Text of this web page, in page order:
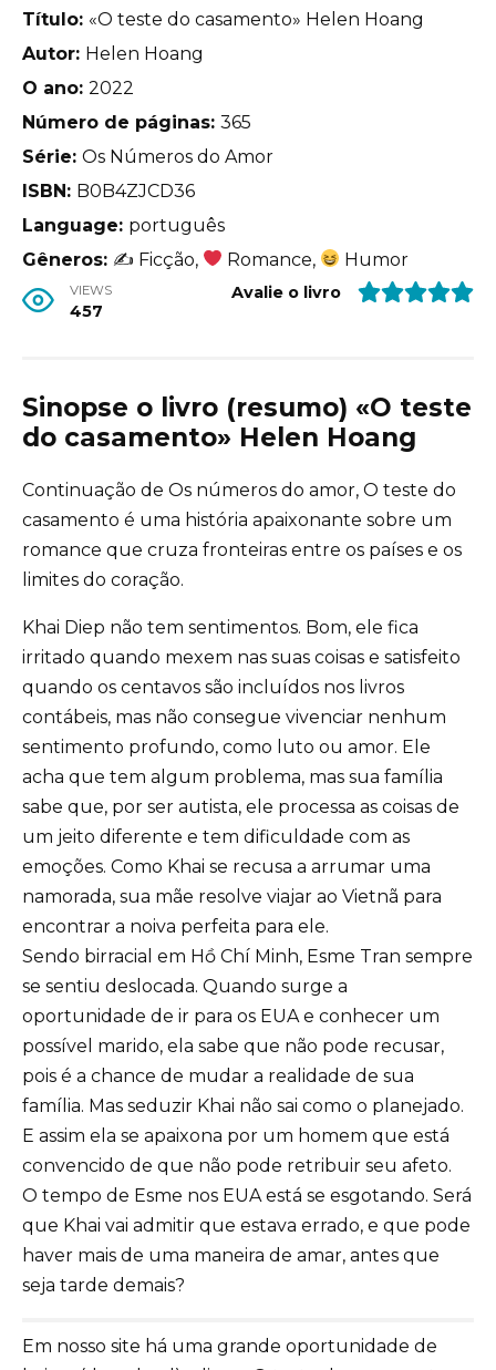
Título: «O teste do casamento» Helen Hoang
Autor: Helen Hoang
O ano: 2022
Número de páginas: 365
Série: Os Números do Amor
ISBN: B0B4ZJCD36
Language: português
Gêneros: ✍ Ficção, Romance, Humor
VIEWS
457
Avalie o livro
Sinopse o livro (resumo) «O teste
do casamento» Helen Hoang
Continuação de Os números do amor, O teste do
casamento é uma história apaixonante sobre um
romance que cruza fronteiras entre os países e os
limites do coração.
Khai Diep não tem sentimentos. Bom, ele fica
irritado quando mexem nas suas coisas e satisfeito
quando os centavos são incluídos nos livros
contábeis, mas não consegue vivenciar nenhum
sentimento profundo, como luto ou amor. Ele
acha que tem algum problema, mas sua família
sabe que, por ser autista, ele processa as coisas de
um jeito diferente e tem dificuldade com as
emoções. Como Khai se recusa a arrumar uma
namorada, sua mãe resolve viajar ao Vietnã para
encontrar a noiva perfeita para ele.
Sendo birracial em Hồ Chí Minh, Esme Tran sempre
se sentiu deslocada. Quando surge a
oportunidade de ir para os EUA e conhecer um
possível marido, ela sabe que não pode recusar,
pois é a chance de mudar a realidade de sua
família. Mas seduzir Khai não sai como o planejado.
E assim ela se apaixona por um homem que está
convencido de que não pode retribuir seu afeto.
O tempo de Esme nos EUA está se esgotando. Será
que Khai vai admitir que estava errado, e que pode
haver mais de uma maneira de amar, antes que
seja tarde demais?
Em nosso site há uma grande oportunidade de